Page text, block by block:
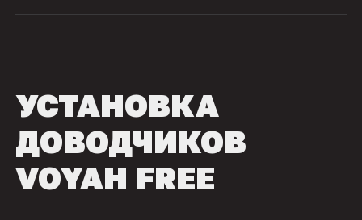
УСТАНОВКА
ДОВОДЧИКОВ
VOYAH FREE